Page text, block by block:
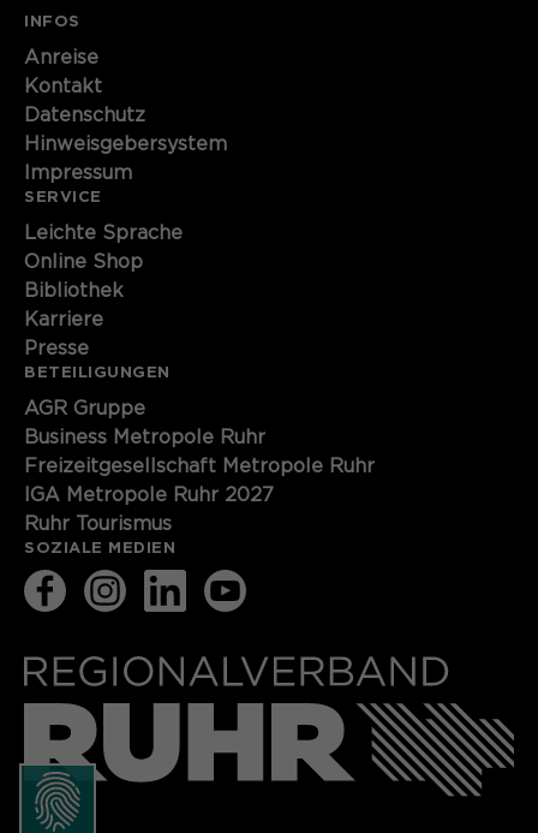
INFOS
Anreise
Kontakt
Datenschutz
Hinweisgebersystem
Impressum
SERVICE
Leichte Sprache
Online Shop
Bibliothek
Karriere
Presse
BETEILIGUNGEN
AGR Gruppe
Business Metropole Ruhr
Freizeitgesellschaft Metropole Ruhr
IGA Metropole Ruhr 2027
Ruhr Tourismus
SOZIALE MEDIEN